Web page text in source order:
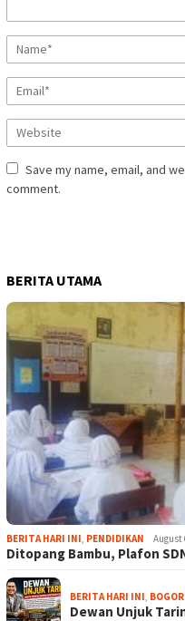
Save my name, email, and
comment.
BERITA UTAMA
BERITA HARI INI PENDIDIKAN August
Ditopang Bambu, Plafon
BERITA HARI INI BOGOR
Dewan Unjuk